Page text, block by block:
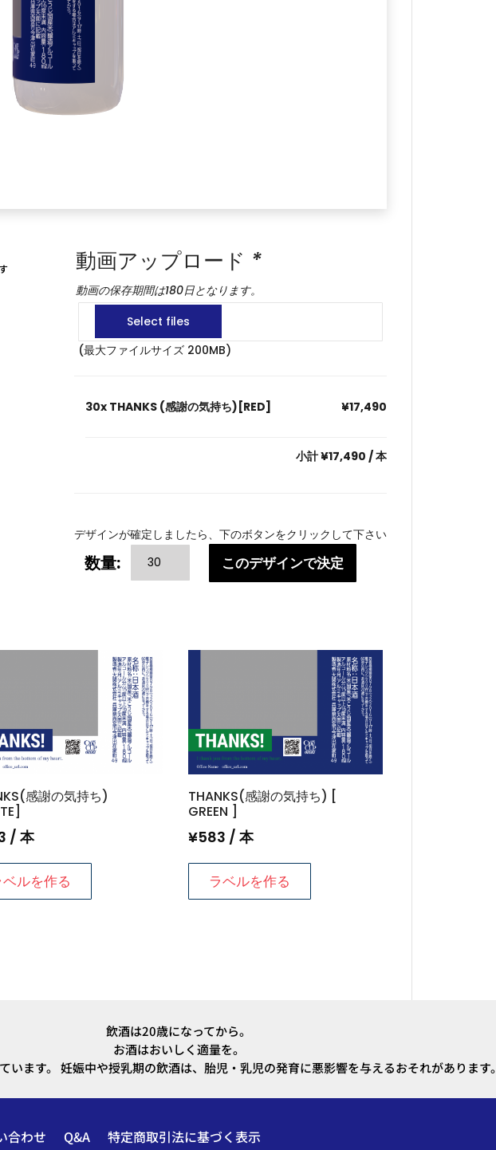
動画アップロード *
動画の保存期間は180日となります。
(最大ファイルサイズ 200MB)
30x THANKS (感謝の気持ち)[RED] ¥17,490
小計¥17,490 / 本
デザインが確定しましたら、下のボタンをクリックして下さい
数量:
ち)
[RED]
個
このデザインで決定
感謝の気持ち)
/ 本
ルを作る
THANKS(感謝の気持ち) [
GREEN ]
¥583 / 本
ラベルを作る
飲酒は20歳になってから。
お酒はおいしく適量を。
います。 妊娠中や授乳期の飲酒は、胎児・乳児の発育に悪影響を与えるおそれがあります。
合わせ Q&A 特定商取引法に基づく表示